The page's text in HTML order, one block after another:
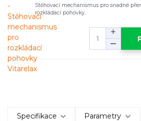
Stěhovací mechanismus pro snadné
rozkládací pohovky.
Specifikace Parametry